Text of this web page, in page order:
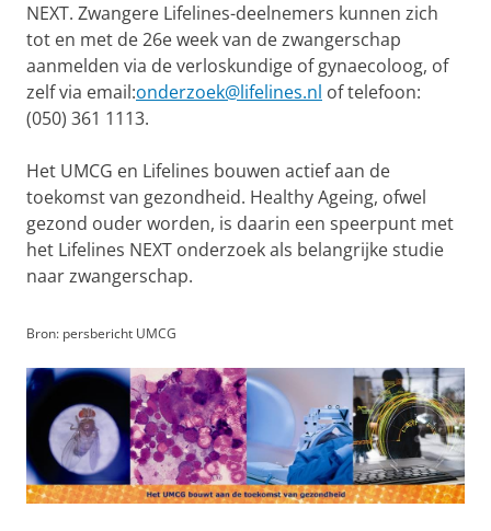
NEXT. Zwangere Lifelines-deelnemers kunnen zich
tot en met de 26e week van de zwangerschap
aanmelden via de verloskundige of gynaecoloog, of
zelf via email:onderzoek@lifelines.nl of telefoon:
(050) 361 1113.
Het UMCG en Lifelines bouwen actief aan de
toekomst van gezondheid. Healthy Ageing, ofwel
gezond ouder worden, is daarin een speerpunt met
het Lifelines NEXT onderzoek als belangrijke studie
naar zwangerschap.
Bron: persbericht UMCG